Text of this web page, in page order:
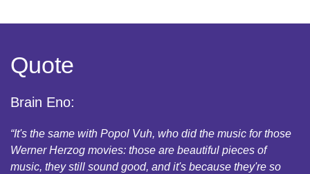
Quote
Brain Eno:
“It's the same with Popol Vuh, who did the music for those
Werner Herzog movies: those are beautiful pieces of
music, they still sound good, and it's because they're so